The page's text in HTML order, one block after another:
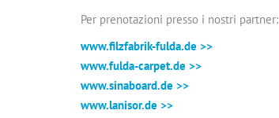
Per prenotazioni presso i nostri partner:
www.filzfabrik-fulda.de >>
www.fulda-carpet.de >>
www.sinaboard.de >>
www.lanisor.de >>